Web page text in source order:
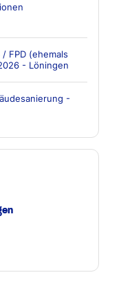
FPD (ehemals
- Löningen
-